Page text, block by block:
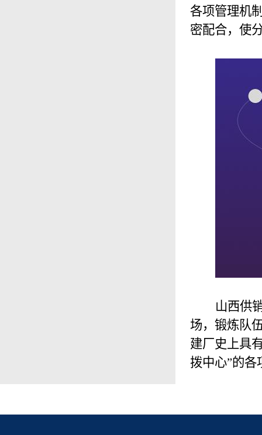
各项管理机
密配合，使
山西供
场，锻炼队
建厂史上具
拨中心”的各